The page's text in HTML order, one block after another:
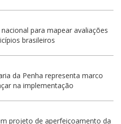
para mapear avaliações
brasileiros
da Penha representa marco
na implementação
projeto de aperfeiçoamento da